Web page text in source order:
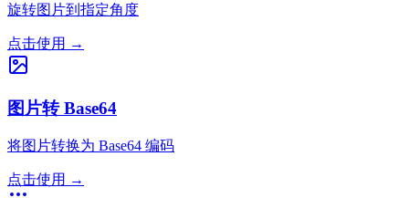
旋转图片到指定角度
点击使用 →
图片转 Base64
将图片转换为 Base64 编码
点击使用 →